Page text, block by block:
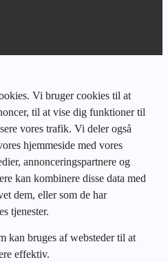
Vi bruger cookies til at
til at vise dig funktioner til
vores trafik. Vi deler også
hjemmeside med vores
annonceringspartnere og
kan kombinere disse data med
dem, eller som de har
tjenester.
kan bruges af websteder til at
effektiv.